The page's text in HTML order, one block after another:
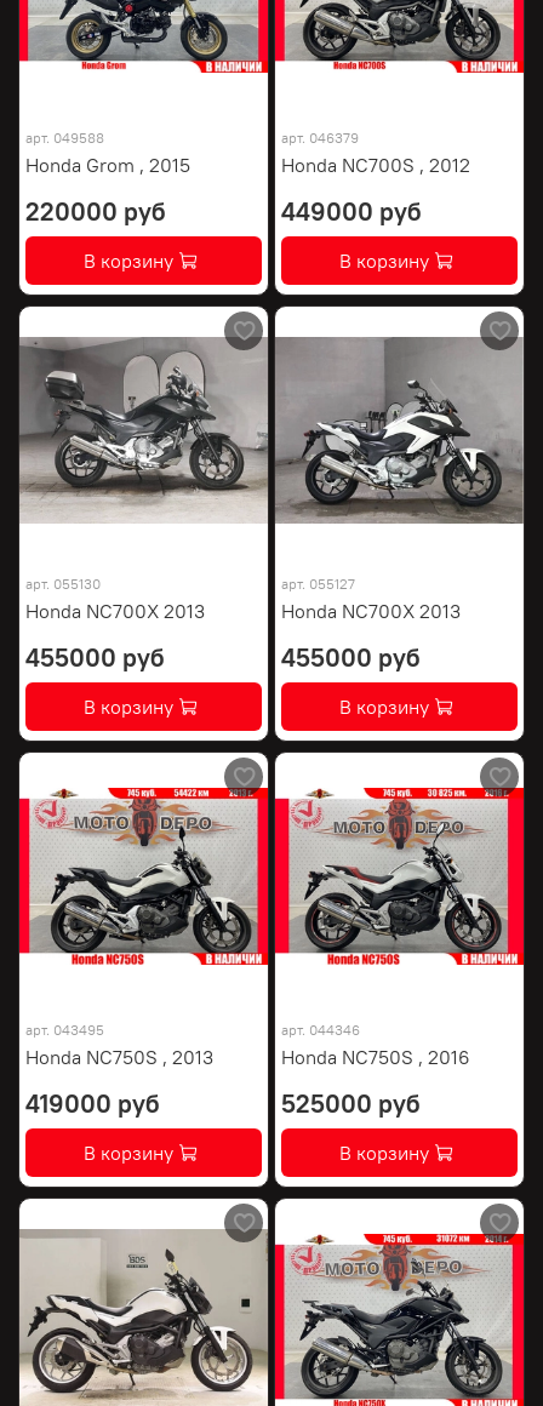
арт. 049588
Honda Grom , 2015
220000 руб
В корзину
арт. 046379
Honda NC700S , 2012
449000 руб
В корзину
арт. 055130
Honda NC700X 2013
455000 руб
В корзину
арт. 055127
Honda NC700X 2013
455000 руб
В корзину
арт. 043495
Honda NC750S , 2013
419000 руб
В корзину
арт. 044346
Honda NC750S , 2016
525000 руб
В корзину